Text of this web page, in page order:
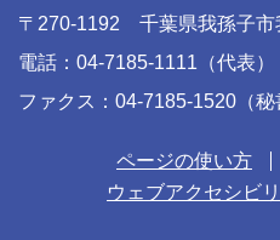
〒270-1192 千葉県我孫子市
電話：04-7185-1111（代表）
ファクス：04-7185-1520（秘
ページの使い方
ウェブアクセシビ